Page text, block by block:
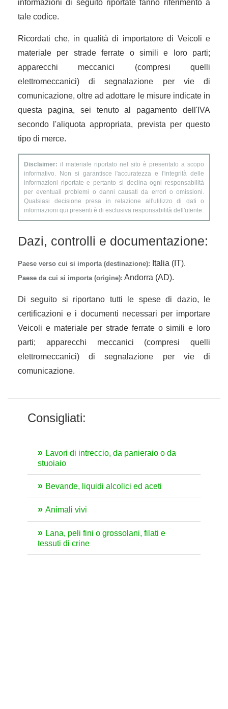
informazioni di seguito riportate fanno riferimento a
tale codice.
Ricordati che, in qualità di importatore di Veicoli e
materiale per strade ferrate o simili e loro parti;
apparecchi meccanici (compresi quelli
elettromeccanici) di segnalazione per vie di
comunicazione, oltre ad adottare le misure indicate in
questa pagina, sei tenuto al pagamento dell'IVA
secondo l'aliquota appropriata, prevista per questo
tipo di merce.
Disclaimer: il materiale riportato nel sito è presentato a scopo
informativo. Non si garantisce l'accuratezza e l'integrità delle
informazioni riportate e pertanto si declina ogni responsabilità
per eventuali problemi o danni causati da errori o omissioni.
Qualsiasi decisione presa in relazione all'utilizzo di dati o
informazioni qui presenti è di esclusiva responsabilità dell'utente.
Dazi, controlli e documentazione:
Paese verso cui si importa (destinazione): Italia (IT).
Paese da cui si importa (origine): Andorra (AD).
Di seguito si riportano tutti le spese di dazio, le
certificazioni e i documenti necessari per importare
Veicoli e materiale per strade ferrate o simili e loro
parti; apparecchi meccanici (compresi quelli
elettromeccanici) di segnalazione per vie di
comunicazione.
Consigliati:
Lavori di intreccio, da panieraio o da
stuoiaio
Bevande, liquidi alcolici ed aceti
Animali vivi
Lana, peli fini o grossolani, filati e
tessuti di crine